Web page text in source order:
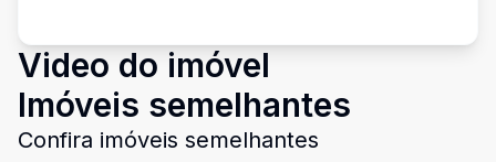
Video do imóvel
Imóveis semelhantes
Confira imóveis semelhantes